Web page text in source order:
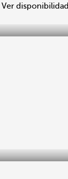
Ver disponibilidad